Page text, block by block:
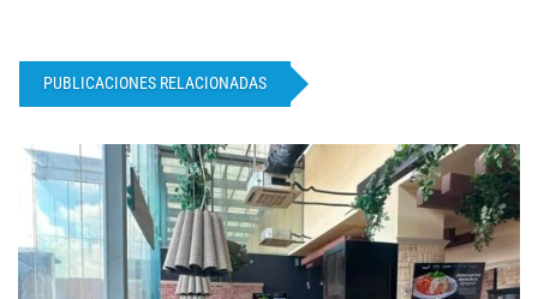
PUBLICACIONES RELACIONADAS